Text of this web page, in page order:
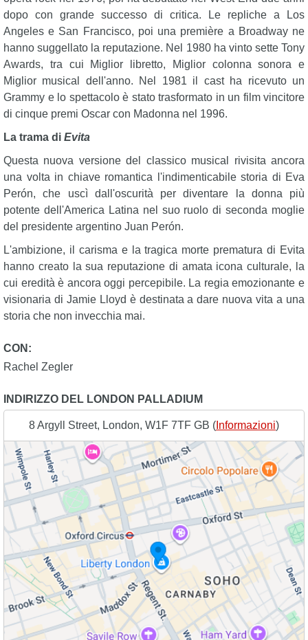
dopo con grande successo di critica. Le repliche a Los
Angeles e San Francisco, poi una première a Broadway ne
hanno suggellato la reputazione. Nel 1980 ha vinto sette Tony
Awards, tra cui Miglior libretto, Miglior colonna sonora e
Miglior musical dell'anno. Nel 1981 il cast ha ricevuto un
Grammy e lo spettacolo è stato trasformato in un film vincitore
di cinque premi Oscar con Madonna nel 1996.
La trama di Evita
Questa nuova versione del classico musical rivisita ancora
una volta in chiave romantica l'indimenticabile storia di Eva
Perón, che uscì dall'oscurità per diventare la donna più
potente dell'America Latina nel suo ruolo di seconda moglie
del presidente argentino Juan Perón.
L'ambizione, il carisma e la tragica morte prematura di Evita
hanno creato la sua reputazione di amata icona culturale, la
cui eredità è ancora oggi percepibile. La regia emozionante e
visionaria di Jamie Lloyd è destinata a dare nuova vita a una
storia che non invecchia mai.
CON:
Rachel Zegler
INDIRIZZO DEL LONDON PALLADIUM
8 Argyll Street, London, W1F 7TF GB ( Informazioni)